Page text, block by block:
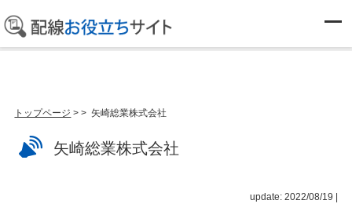
カテゴリーなし
トップページ >> 矢崎総業株式会社
矢崎総業株式会社
update: 2022/08/19